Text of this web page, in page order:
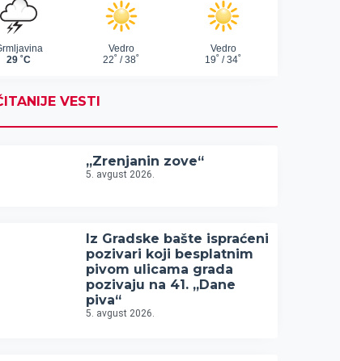
VESTI
„Zrenjanin zove“
5. avgust 2026.
Iz Gradske bašte ispraćeni
pozivari koji besplatnim
pivom ulicama grada
pozivaju na 41. „Dane
piva“
5. avgust 2026.